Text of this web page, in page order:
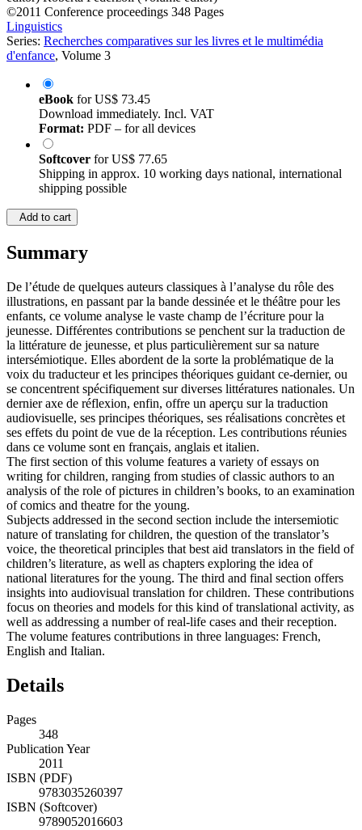
editor) Roberta Pederzoli (Volume editor)
©2011 Conference proceedings
Linguistics
Series:Recherches comparatives sur les livres et le multimédia
eBookfor US$ 73.45
Download immediately. Incl. VAT
Format:
SoftcoverforUS$ 77.65
Shipping in approx. 10 working days national, international
Summary
De l’étude de quelques auteurs classiques à l’analyse du rôle des
illustrations, en passant par la bande dessinée et le théâtre pour les
enfants, ce volume analyse le vaste champ de l’écriture pour la
jeunesse. Différentes contributions se penchent sur la traduction de
la littérature de jeunesse, et plus particulièrement sur sa nature
intersémiotique. Elles abordent de la sorte la problématique de la
voix du traducteur et les principes théoriques guidant ce-dernier, ou
se concentrent spécifiquement sur diverses littératures nationales. Un
dernier axe de réflexion, enfin, offre un aperçu sur la traduction
audiovisuelle, ses principes théoriques, ses réalisations concrètes et
ses effets du point de vue de la réception. Les contributions réunies
dans ce volume sont en français, anglais et italien.
The first section of this volume features a variety of essays on
writing for children, ranging from studies of classic authors to an
analysis of the role of pictures in children’s books, to an examination
of comics and theatre for the young.
Subjects addressed in the second section include the intersemiotic
nature of translating for children, the question of the translator’s
voice, the theoretical principles that best aid translators in the field of
children’s literature, as well as chapters exploring the idea of
national literatures for the young. The third and final section offers
insights into audiovisual translation for children. These contributions
focus on theories and models for this kind of translational activity, as
well as addressing a number of real-life cases and their reception.
The volume features contributions in three languages: French,
348
Publication Year
2011
ISBN (PDF)
9783035260397
ISBN (Softcover)